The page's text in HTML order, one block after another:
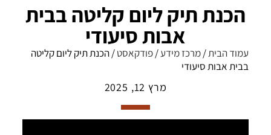
הכנת תיק ליום קליטה בבית
אבות סיעודי
עמוד הבית/מרכז מידע/פודקאסט/הכנת תיק ליום קליטה
בבית אבות סיעודי
מרץ 12, 2025